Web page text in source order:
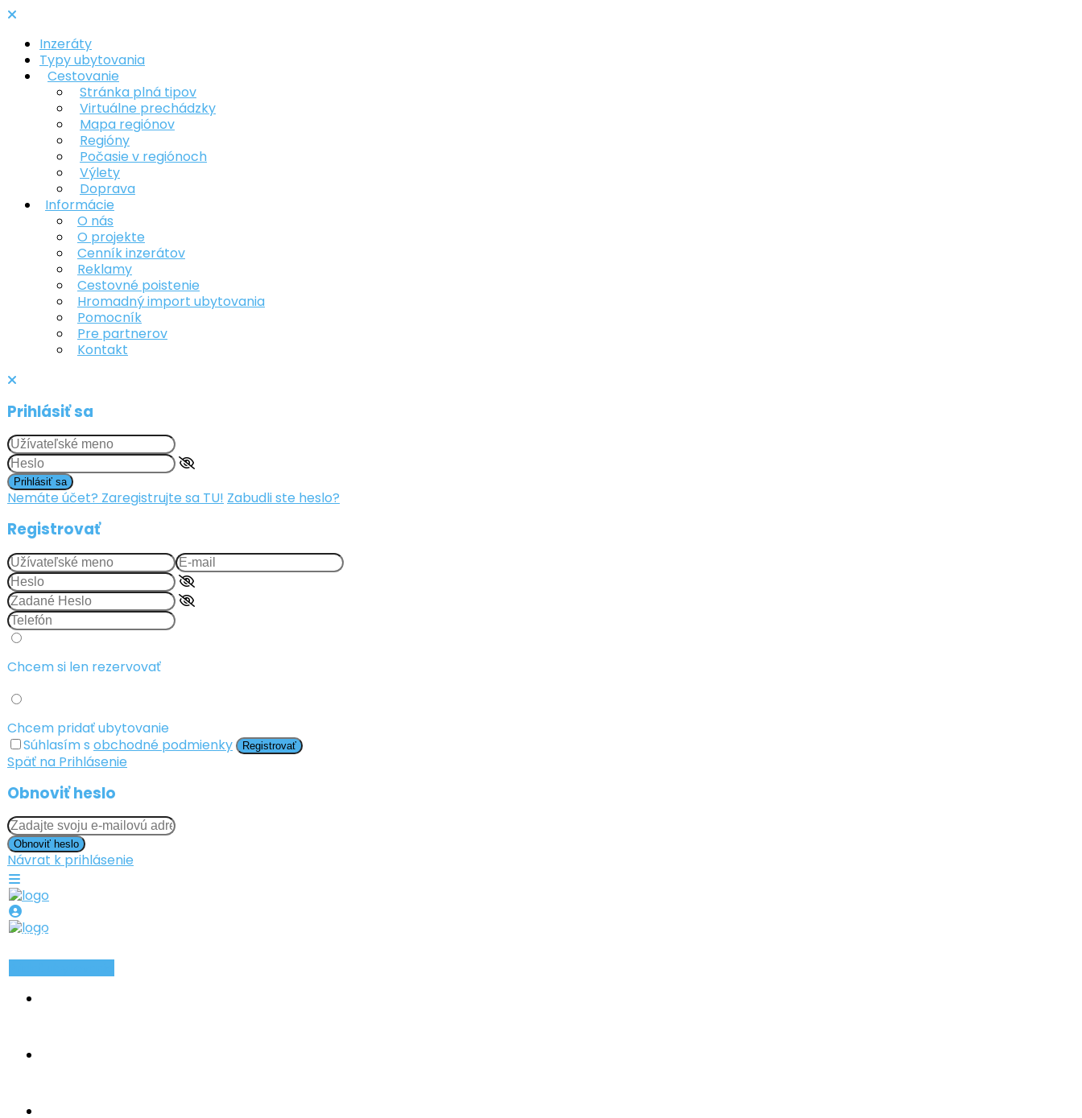
Inzeráty
Typy ubytovania
Cestovanie
Stránka plná tipov
Virtuálne prechádzky
Mapa regiónov
Regióny
Počasie v regiónoch
Výlety
Doprava
Informácie
O nás
O projekte
Cenník inzerátov
Reklamy
Cestovné poistenie
Hromadný import ubytovania
Pomocník
Pre partnerov
Kontakt
Prihlásiť sa
Prihlásiť sa
Nemáte účet? Zaregistrujte sa TU! Zabudli ste heslo?
Registrovať
Chcem si len rezervovať
Chcem pridať ubytovanie
Súhlasím s obchodné podmienky Registrovať
Späť na Prihlásenie
Obnoviť heslo
Obnoviť heslo
Návrat k prihlásenie
PRIHLÁSIŤ SA